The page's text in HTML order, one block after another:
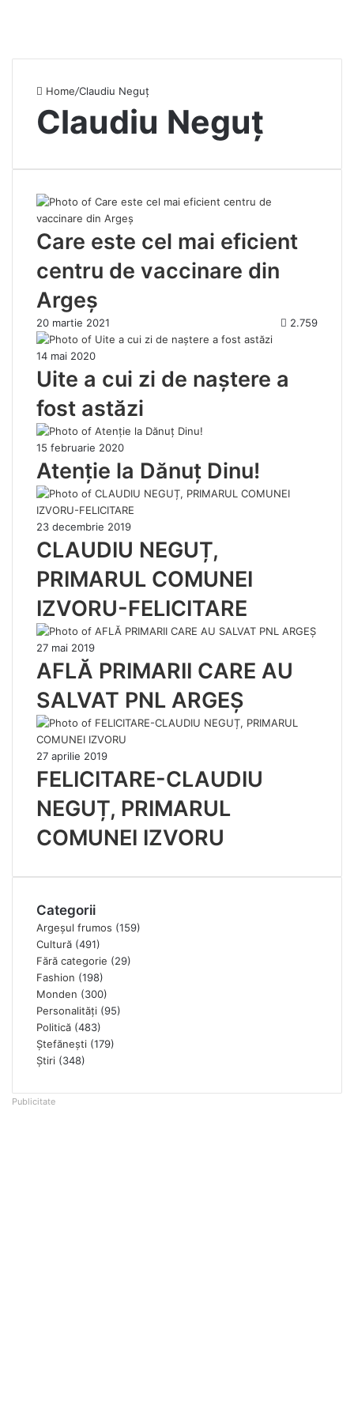
Home/Claudiu Neguț
Claudiu Neguț
Care este cel mai eficient
centru de vaccinare din
Argeș
20 martie 2021 2.759
14 mai 2020
Uite a cui zi de naștere a
fost astăzi
15 februarie 2020
Atenție la Dănuț Dinu!
23 decembrie 2019
CLAUDIU NEGUȚ,
PRIMARUL COMUNEI
IZVORU-FELICITARE
27 mai 2019
AFLĂ PRIMARII CARE AU
SALVAT PNL ARGEȘ
27 aprilie 2019
FELICITARE-CLAUDIU
NEGUȚ, PRIMARUL
COMUNEI IZVORU
Categorii
Argeșul frumos (159)
Cultură (491)
Fără categorie (29)
Fashion (198)
Monden (300)
Personalități (95)
Politică (483)
Ștefănești (179)
Știri (348)
Publicitate